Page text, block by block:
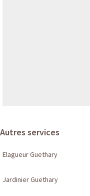
Autres services
Elagueur Guethary
Jardinier Guethary